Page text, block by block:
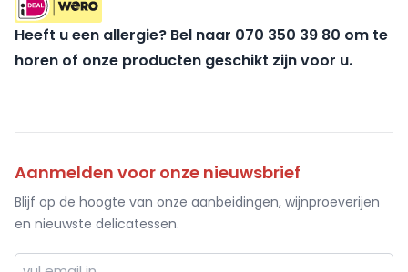
Heeft u een allergie? Bel naar 070 350 39 80 om te
horen of onze producten geschikt zijn voor u.
Aanmelden voor onze nieuwsbrief
Blijf op de hoogte van onze aanbeidingen, wijnproeverijen
en nieuwste delicatessen.